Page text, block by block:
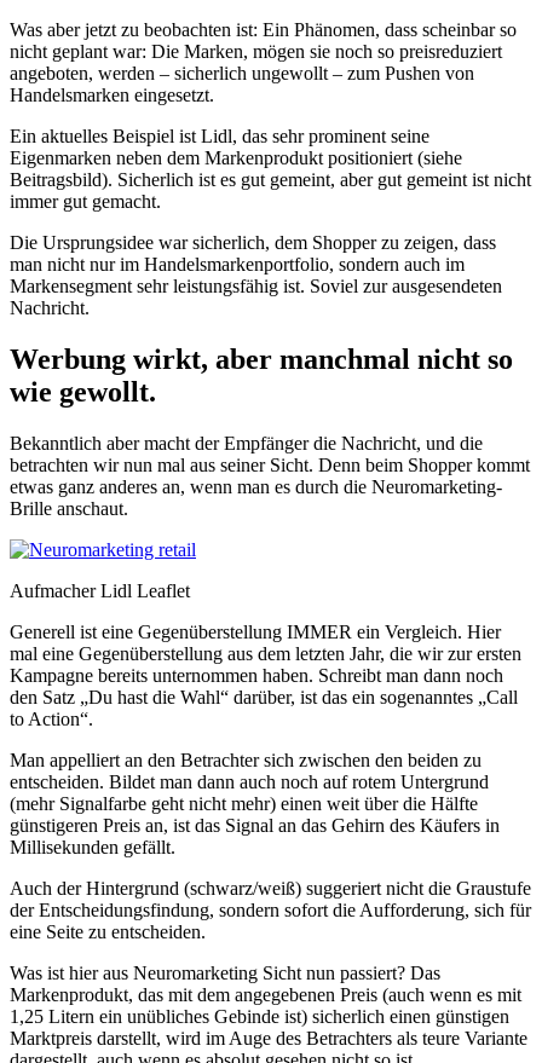
Was aber jetzt zu beobachten ist: Ein Phänomen, dass scheinbar so
nicht geplant war: Die Marken, mögen sie noch so preisreduziert
angeboten, werden – sicherlich ungewollt – zum Pushen von
Handelsmarken eingesetzt.
Ein aktuelles Beispiel ist Lidl, das sehr prominent seine
Eigenmarken neben dem Markenprodukt positioniert (siehe
Beitragsbild). Sicherlich ist es gut gemeint, aber gut gemeint ist nicht
immer gut gemacht.
Die Ursprungsidee war sicherlich, dem Shopper zu zeigen, dass
man nicht nur im Handelsmarkenportfolio, sondern auch im
Markensegment sehr leistungsfähig ist. Soviel zur ausgesendeten
Nachricht.
Werbung wirkt, aber manchmal nicht so
wie gewollt.
Bekanntlich aber macht der Empfänger die Nachricht, und die
betrachten wir nun mal aus seiner Sicht. Denn beim Shopper kommt
etwas ganz anderes an, wenn man es durch die Neuromarketing-
Brille anschaut.
Aufmacher Lidl Leaflet
Generell ist eine Gegenüberstellung IMMER ein Vergleich. Hier
mal eine Gegenüberstellung aus dem letzten Jahr, die wir zur ersten
Kampagne bereits unternommen haben. Schreibt man dann noch
den Satz „Du hast die Wahl“ darüber, ist das ein sogenanntes „Call
to Action“.
Man appelliert an den Betrachter sich zwischen den beiden zu
entscheiden. Bildet man dann auch noch auf rotem Untergrund
(mehr Signalfarbe geht nicht mehr) einen weit über die Hälfte
günstigeren Preis an, ist das Signal an das Gehirn des Käufers in
Millisekunden gefällt.
Auch der Hintergrund (schwarz/weiß) suggeriert nicht die Graustufe
der Entscheidungsfindung, sondern sofort die Aufforderung, sich für
eine Seite zu entscheiden.
Was ist hier aus Neuromarketing Sicht nun passiert? Das
Markenprodukt, das mit dem angegebenen Preis (auch wenn es mit
1,25 Litern ein unübliches Gebinde ist) sicherlich einen günstigen
Marktpreis darstellt, wird im Auge des Betrachters als teure Variante